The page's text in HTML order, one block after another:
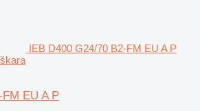
IEB D400 G24/70 B2-FM EU A P
FM EU A P